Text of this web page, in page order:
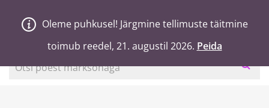
Vanaja Hea
Otsi poest märksõnaga
Ostukorv
Oleme puhkusel! Järgmine tellimuste täitmine
toimub reedel, 21. augustil 2026. Peida
Oleme puhkusel! Järgmine tellimuste täitmine
toimub reedel, 21. augustil 2026. Peida